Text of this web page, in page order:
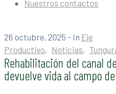
Nuestros contactos
26 octubre, 2025 - In Eje
Productivo‚ Noticias‚
Rehabilitación del canal
devuelve vida al campo